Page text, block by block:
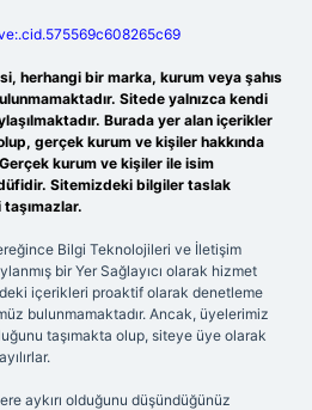
herhangi bir marka, kurum veya şahıs
Sitede yalnızca kendi
Burada yer alan içerikler
gerçek kurum ve kişiler hakkında
kurum ve kişiler ile isim
Sitemizdeki bilgiler taslak
Bilgi Teknolojileri ve İletişim
bir Yer Sağlayıcı olarak hizmet
içerikleri proaktif olarak denetleme
bulunmamaktadır. Ancak, üyelerimiz
taşımakta olup, siteye üye olarak
aykırı olduğunu düşündüğünüz